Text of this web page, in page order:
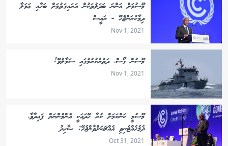
މޫސުމަށް އަންނަ ބަދަލުތަކުން އަރައިގަތުމަށް ބަހާއި ޢަމަލާ
ދިމާކުރަންޖެހޭ - ރައީސް
Nov 1, 2021
މޫސުން ގޯސް، ދަތުރުކުރުމުގައި ސަމާލުވޭ!
Nov 1, 2021
މޫސުމީ ކަންކަމަށް ކުރާ ހޭދައަކީ އެންމެންނަށް ފައިދާވާ،
ދެމެހެއްޓެނިވި އެއްޗަކަށްވާންޖެހޭ: ޝާހިދު
Oct 31, 2021